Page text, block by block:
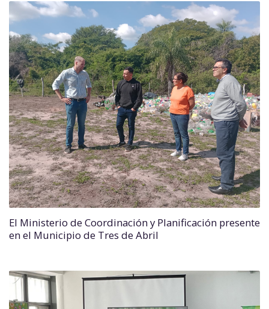
El Ministerio de Coordinación y Planificación presente
en el Municipio de Tres de Abril